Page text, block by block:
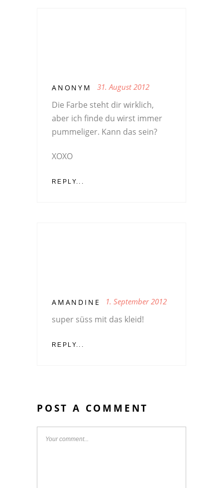
ANONYM 31. August 2012
Die Farbe steht dir wirklich,
aber ich finde du wirst immer
pummeliger. Kann das sein?
XOXO
REPLY...
AMANDINE 1. September 2012
super süss mit das kleid!
REPLY...
POST A COMMENT